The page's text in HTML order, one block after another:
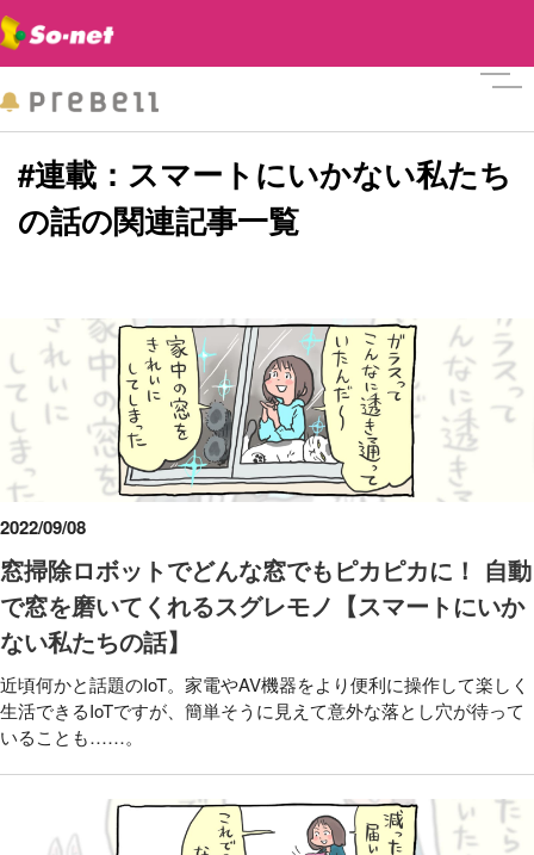
#連載：スマートにいかない私たち
の話の関連記事一覧
窓掃除ロボットでどんな窓でもピカピカに！ 自動
で窓を磨いてくれるスグレモノ【スマートにいか
ない私たちの話】
2022/09/08
近頃何かと話題のIoT。家電やAV機器をより便利に操作して楽しく
生活できるIoTですが、簡単そうに見えて意外な落とし穴が待って
いることも……。